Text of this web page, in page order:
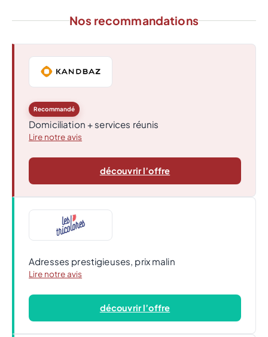
Nos recommandations
Recommandé
Domiciliation + services réunis
Lire notre avis
découvrir l’offre
Adresses prestigieuses, prix malin
Lire notre avis
découvrir l’offre